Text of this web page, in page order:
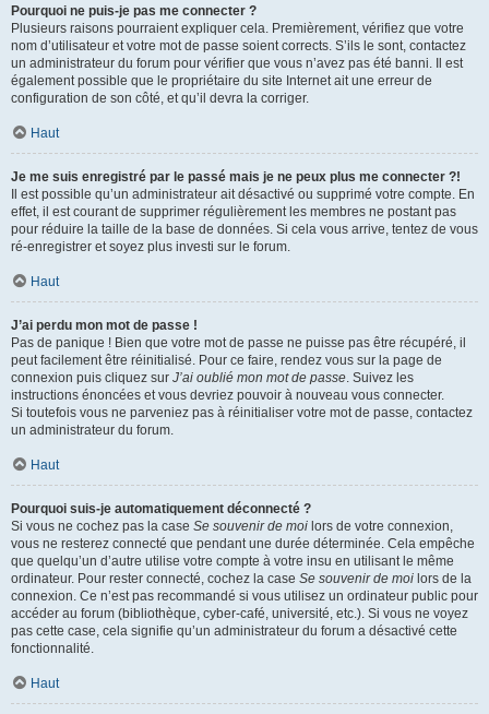
Pourquoi ne puis-je pas me connecter ?
Plusieurs raisons pourraient expliquer cela. Premièrement, vérifiez que votre
nom d’utilisateur et votre mot de passe soient corrects. S’ils le sont, contactez
un administrateur du forum pour vérifier que vous n’avez pas été banni. Il est
également possible que le propriétaire du site Internet ait une erreur de
configuration de son côté, et qu’il devra la corriger.
Haut
Je me suis enregistré par le passé mais je ne peux plus me connecter ?!
Il est possible qu’un administrateur ait désactivé ou supprimé votre compte. En
effet, il est courant de supprimer régulièrement les membres ne postant pas
pour réduire la taille de la base de données. Si cela vous arrive, tentez de vous
ré-enregistrer et soyez plus investi sur le forum.
Haut
J’ai perdu mon mot de passe !
Pas de panique ! Bien que votre mot de passe ne puisse pas être récupéré, il
peut facilement être réinitialisé. Pour ce faire, rendez vous sur la page de
connexion puis cliquez sur J’ai oublié mon mot de passe. Suivez les
instructions énoncées et vous devriez pouvoir à nouveau vous connecter.
Si toutefois vous ne parveniez pas à réinitialiser votre mot de passe, contactez
un administrateur du forum.
Haut
Pourquoi suis-je automatiquement déconnecté ?
Si vous ne cochez pas la case Se souvenir de moi lors de votre connexion,
vous ne resterez connecté que pendant une durée déterminée. Cela empêche
que quelqu’un d’autre utilise votre compte à votre insu en utilisant le même
ordinateur. Pour rester connecté, cochez la case Se souvenir de moi lors de la
connexion. Ce n’est pas recommandé si vous utilisez un ordinateur public pour
accéder au forum (bibliothèque, cyber-café, université, etc.). Si vous ne voyez
pas cette case, cela signifie qu’un administrateur du forum a désactivé cette
fonctionnalité.
Haut